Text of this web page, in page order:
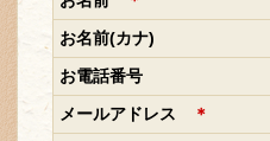
お名前(カナ)
お電話番号
メールアドレス
＊